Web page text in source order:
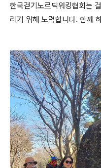
한국걷기노르딕워킹협회는
리기 위해 노력합니다. 함께